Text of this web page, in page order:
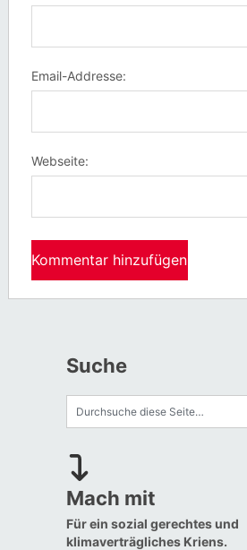
Email-Addresse:
Webseite:
Suche
Mach mit
Für ein sozial gerechtes und
klimaverträgliches Kriens.